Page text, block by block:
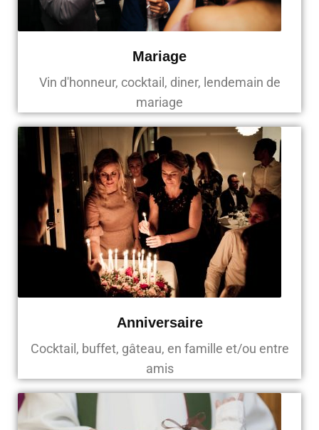
Mariage
Vin d'honneur, cocktail, diner, lendemain de
mariage
Anniversaire
Cocktail, buffet, gâteau, en famille et/ou entre
amis